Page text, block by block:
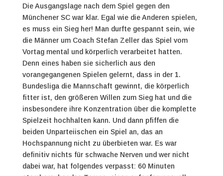
Die Ausgangslage nach dem Spiel gegen den
Münchener SC war klar. Egal wie die Anderen spielen,
es muss ein Sieg her! Man durfte gespannt sein, wie
die Männer um Coach Stefan Zeller das Spiel vom
Vortag mental und körperlich verarbeitet hatten.
Denn eines haben sie sicherlich aus den
vorangegangenen Spielen gelernt, dass in der 1.
Bundesliga die Mannschaft gewinnt, die körperlich
fitter ist, den größeren Willen zum Sieg hat und die
insbesondere ihre Konzentration über die komplette
Spielzeit hochhalten kann. Und dann pfiffen die
beiden Unparteiischen ein Spiel an, das an
Hochspannung nicht zu überbieten war. Es war
definitiv nichts für schwache Nerven und wer nicht
dabei war, hat folgendes verpasst: 60 Minuten